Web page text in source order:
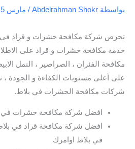
بواسطة Abdelrahman Shokr
/ مارس 5, 2025
تحرص شركة مكافحة حشرات و قراد في
خدمة مكافحة حشرات و قراد على
مكافحة الفئران ، الصراصير ، النمل
على أعلى مستويات الكفاءة و الجودة ،
شركات مكافحة الحشرات في بلاط.
افضل شركة مكافحة حشرات في
افضل شركة مكافحة قراد في
في بلاط اوامرك